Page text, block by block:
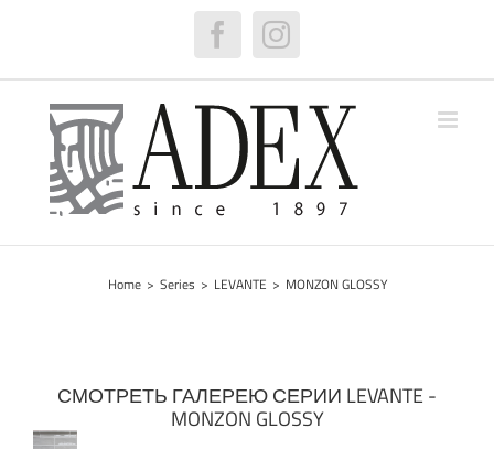
FacebookInstagram
Home > Series > LEVANTE > MONZON GLOSSY
СМОТРЕТЬ ГАЛЕРЕЮ СЕРИИ LEVANTE -
MONZON GLOSSY